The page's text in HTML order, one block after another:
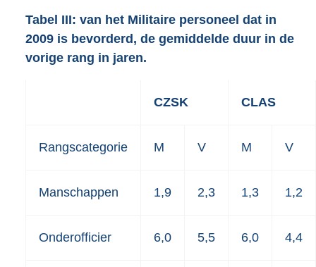
Tabel III: van het Militaire personeel dat in
2009 is bevorderd, de gemiddelde duur in de
vorige rang in jaren.
CZSK CLAS
Rangscategorie M V M V
Manschappen 1,9 2,3 1,3 1,2
Onderofficier 6,0 5,5 6,0 4,4